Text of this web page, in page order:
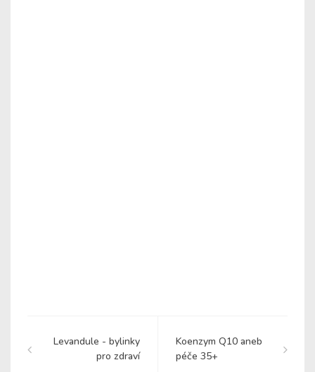
Levandule - bylinky
pro zdraví
Koenzym Q10 aneb
péče 35+